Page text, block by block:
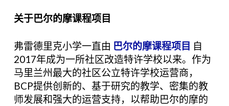
关于巴尔的摩课程项目
弗雷德里克小学一直由 巴尔的摩课程项目 自
2017年成为一所社区改造特许学校以来。作为
马里兰州最大的社区公立特许学校运营商，
BCP提供创新的、基于研究的教学、密集的教
师发展和强大的运营支持，以帮助巴尔的摩的